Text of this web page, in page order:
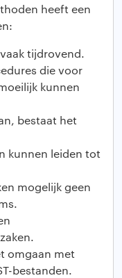
heeft een
tijdrovend.
die voor
kunnen
bestaat het
kunnen leiden tot
mogelijk geen
omgaan met
bestanden.